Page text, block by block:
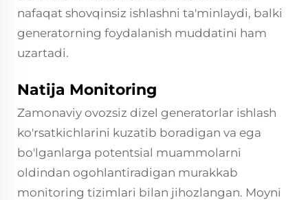
nafaqat shovqinsiz ishlashni ta'minlaydi, balki
generatorning foydalanish muddatini ham
uzartadi.
Natija Monitoring
Zamonaviy ovozsiz dizel generatorlar ishlash
ko'rsatkichlarini kuzatib boradigan va ega
bo'lganlarga potentsial muammolarni
oldindan ogohlantiradigan murakkab
monitoring tizimlari bilan jihozlangan. Moyni